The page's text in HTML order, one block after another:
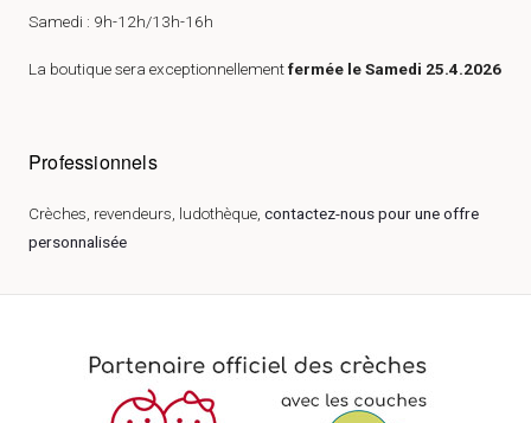
Samedi : 9h-12h/13h-16h
La boutique sera exceptionnellementfermée le Samedi 25.4.2026
Professionnels
Crèches, revendeurs, ludothèque, contactez-nous pour une offre
personnalisée